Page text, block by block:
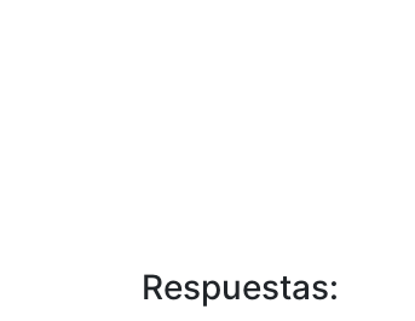
Respuestas: